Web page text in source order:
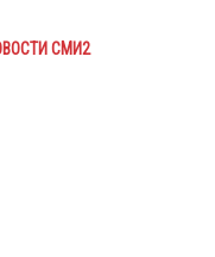
СМИ2